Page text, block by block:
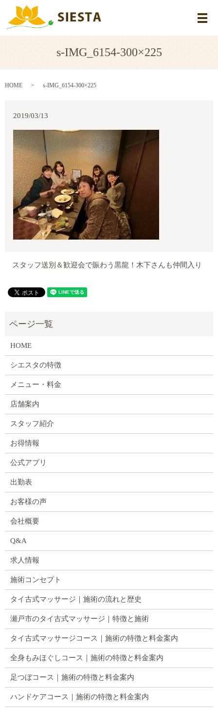
メ
s-IMG_6154-300×225
HOME s-IMG_6154-300×225
2019/03/13
スタッフ送別＆歓迎会で賑わう黒龍！木下さんも仲間入り
HOME
シエスタの特徴
メニュー・料金
店舗案内
スタッフ紹介
お得情報
公式アプリ
出勤表
お客様の声
会社概要
Q&A
求人情報
施術コンセプト
タイ古式マッサージ｜施術の流れと歴史
瀬戸市のタイ古式マッサージ｜特徴と施術
タイ古式マッサージコース｜施術の特徴と料金案内
全身もみほぐしコース｜施術の特徴と料金案内
足つぼコース｜施術の特徴と料金案内
ハンドケアコース｜施術の特徴と料金案内